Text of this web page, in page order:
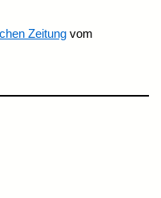
Zeitung vom